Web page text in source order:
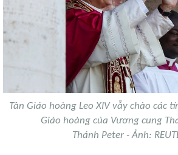
Tân Giáo hoàng Leo XIV vẫy chào các
Giáo hoàng của Vương cung
Thánh Peter - Ảnh: